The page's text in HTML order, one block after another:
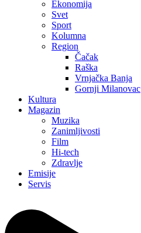
Ekonomija
Svet
Sport
Kolumna
Region
Čačak
Raška
Vrnjačka Banja
Gornji Milanovac
Kultura
Magazin
Muzika
Zanimljivosti
Film
Hi-tech
Zdravlje
Emisije
Servis